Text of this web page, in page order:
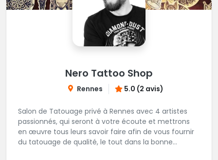
Nero Tattoo Shop
Rennes 5.0 (2 avis)
Salon de Tatouage privé à Rennes avec 4 artistes
passionnés, qui seront à votre écoute et mettrons
en œuvre tous leurs savoir faire afin de vous fournir
du tatouage de qualité, le tout dans la bonne